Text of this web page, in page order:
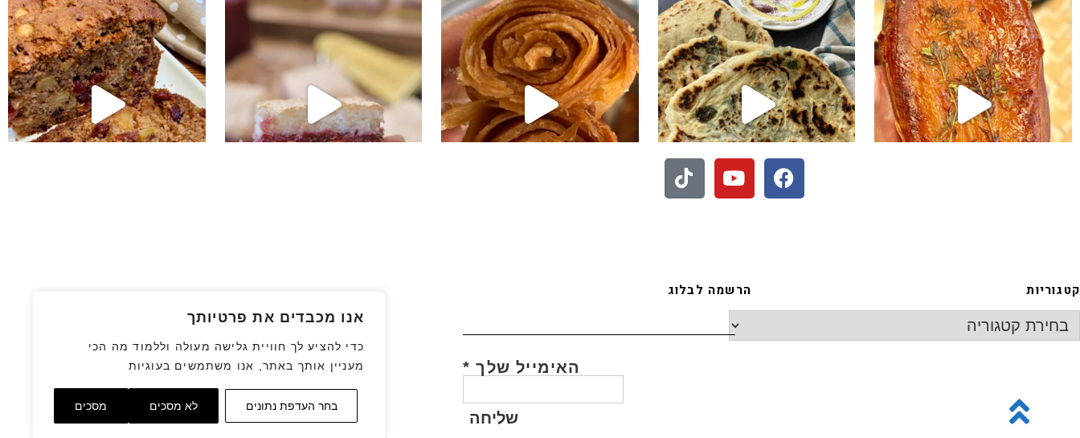
אנו מכבדים את פרטיותך
כדי להציע לך חוויית גלישה מעולה וללמוד מה הכי
מעניין אותך באתר, אנו משתמשים בעוגיות
בחר העדפת נתונים לא מסכים מסכים
קטגוריות הרשמה לבלוג
האימייל שלך *
גלילה